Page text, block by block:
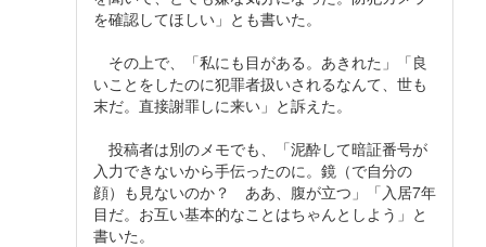
を確認してほしい」とも書いた。
その上で、「私にも目がある。あきれた」「良
いことをしたのに犯罪者扱いされるなんて、世も
末だ。直接謝罪しに来い」と訴えた。
投稿者は別のメモでも、「泥酔して暗証番号が
入力できないから手伝ったのに。鏡（で自分の
顔）も見ないのか？ ああ、腹が立つ」「入居7年
目だ。お互い基本的なことはちゃんとしよう」と
書いた。